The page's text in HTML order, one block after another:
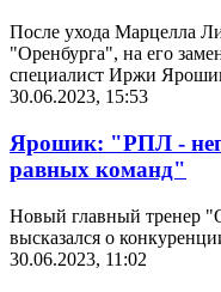
После ухода Марцелла
"Оренбурга", на его
специалист Иржи
30.06.2023, 15:53
Ярошик: "РПЛ -
равных команд"
Новый главный тренер
высказался о
30.06.2023, 11:02